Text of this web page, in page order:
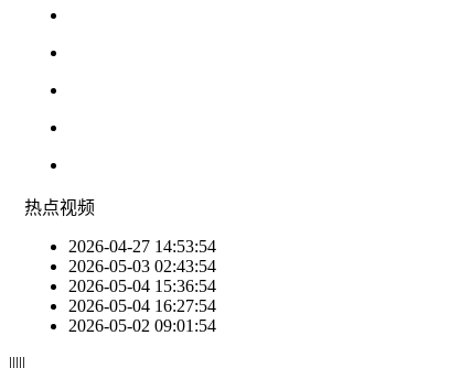
热点视频
2026-04-27 14:53:54
2026-05-03 02:43:54
2026-05-04 15:36:54
2026-05-04 16:27:54
2026-05-02 09:01:54
|||||